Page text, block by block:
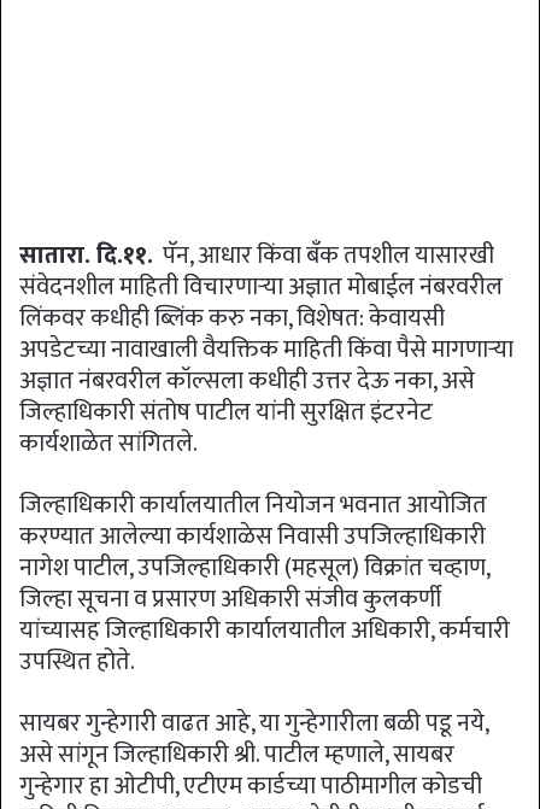
सातारा. दि.११. पॅन, आधार किंवा बँक तपशील यासारखी
संवेदनशील माहिती विचारणाऱ्या अज्ञात मोबाईल नंबरवरील
लिंकवर कधीही ब्लिंक करु नका, विशेषत: केवायसी
अपडेटच्या नावाखाली वैयक्तिक माहिती किंवा पैसे मागणाऱ्या
अज्ञात नंबरवरील कॉल्सला कधीही उत्तर देऊ नका, असे
जिल्हाधिकारी संतोष पाटील यांनी सुरक्षित इंटरनेट
कार्यशाळेत सांगितले.
जिल्हाधिकारी कार्यालयातील नियोजन भवनात आयोजित
करण्यात आलेल्या कार्यशाळेस निवासी उपजिल्हाधिकारी
नागेश पाटील, उपजिल्हाधिकारी (महसूल) विक्रांत चव्हाण,
जिल्हा सूचना व प्रसारण अधिकारी संजीव कुलकर्णी
यांच्यासह जिल्हाधिकारी कार्यालयातील अधिकारी, कर्मचारी
उपस्थित होते.
सायबर गुन्हेगारी वाढत आहे, या गुन्हेगारीला बळी पडू नये,
असे सांगून जिल्हाधिकारी श्री. पाटील म्हणाले, सायबर
गुन्हेगार हा ओटीपी, एटीएम कार्डच्या पाठीमागील कोडची